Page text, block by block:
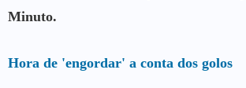
Minuto.
Hora de 'engordar' a conta dos golos